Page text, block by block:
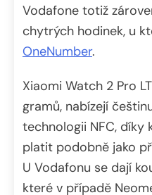
Vodafone totiž
chytrých hodinek, u
OneNumber.
Xiaomi Watch 2 Pro
gramů, nabízejí
technologii NFC, díky
platit podobně jako
U Vodafonu se dají
které v případě